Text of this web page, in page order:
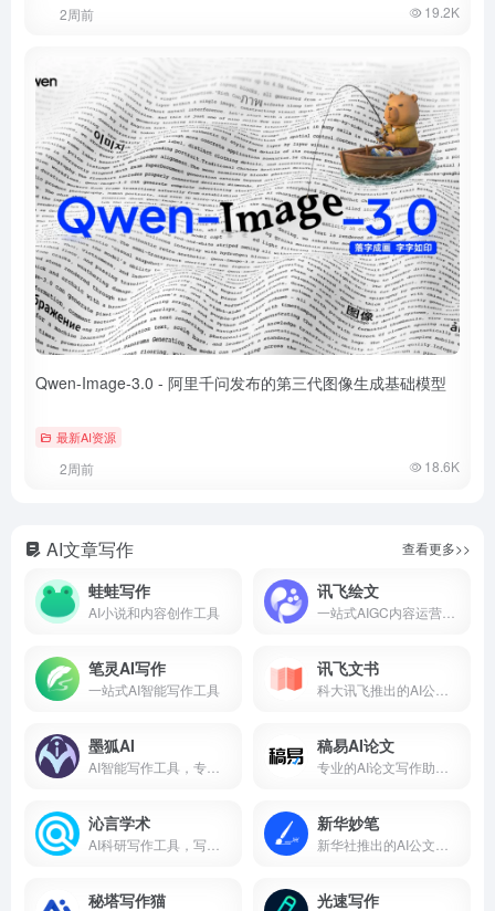
2周前 19.2K
Qwen-Image-3.0 - 阿里千问发布的第三代图像生成基础模型
最新AI资源
2周前 18.6K
AI文章写作 查看更多>>
蛙蛙写作
AI小说和内容创作工具
讯飞绘文
一站式AIGC内容运营平台
笔灵AI写作
一站式AI智能写作工具
讯飞文书
科大讯飞推出的AI公文写作工具
墨狐AI
AI智能写作工具，专注网络小说创作
稿易AI论文
专业的AI论文写作助手，免费生成大纲
沁言学术
AI科研写作工具，写作辅助与AI搜索一站式
新华妙笔
新华社推出的AI公文写作和学习平台
秘塔写作猫 光速写作